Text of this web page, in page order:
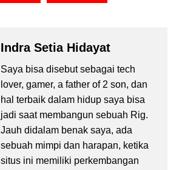
Indra Setia Hidayat
Saya bisa disebut sebagai tech
lover, gamer, a father of 2 son, dan
hal terbaik dalam hidup saya bisa
jadi saat membangun sebuah Rig.
Jauh didalam benak saya, ada
sebuah mimpi dan harapan, ketika
situs ini memiliki perkembangan